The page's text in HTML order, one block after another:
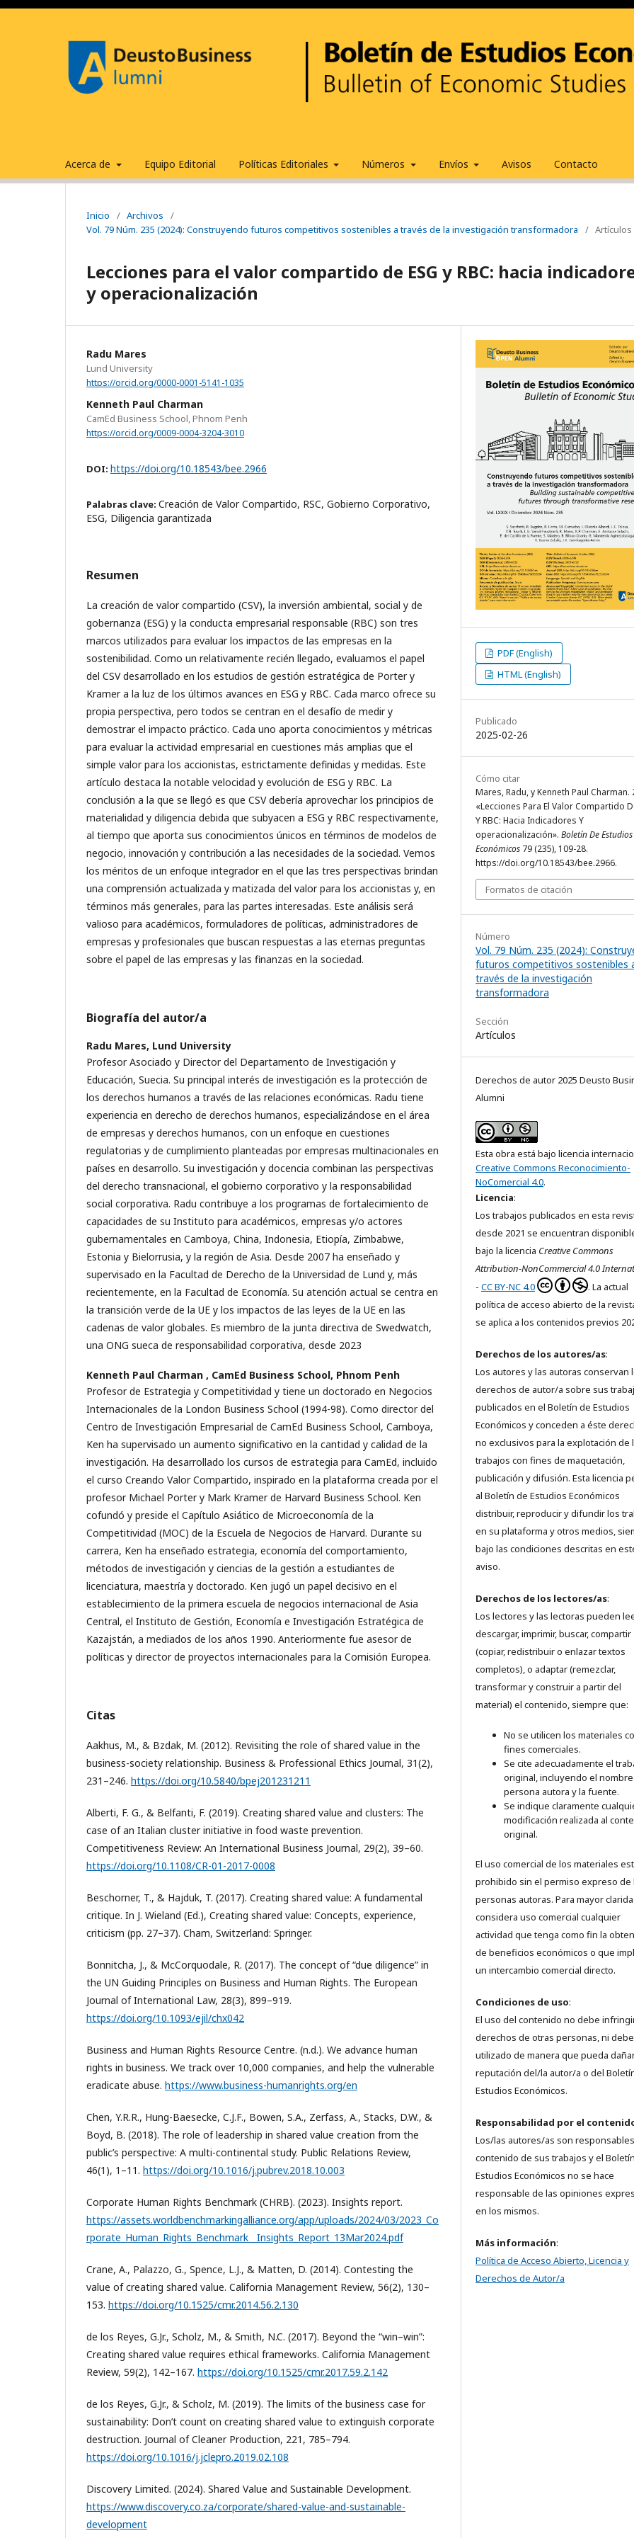
Acerca de Equipo Editorial Políticas Editoriales Números Envíos Avisos Contacto
Inicio / Archivos
/
Vol. 79 Núm. 235 (2024): Construyendo futuros competitivos sostenibles a través de la investigación transformadora
/ Artículos
Lecciones para el valor compartido de ESG y RBC: hacia
y operacionalización
Radu Mares
Lund University
https://orcid.org/0000-0001-5141-1035
Kenneth Paul Charman
CamEd Business School, Phnom Penh
https://orcid.org/0009-0004-3204-3010
DOI: https://doi.org/10.18543/bee.2966
Palabras clave: Creación de Valor Compartido, RSC, Gobierno Corporativo,
ESG, Diligencia garantizada
Resumen
La creación de valor compartido (CSV), la inversión ambiental, social y de
gobernanza (ESG) y la conducta empresarial responsable (RBC) son tres
marcos utilizados para evaluar los impactos de las empresas en la
sostenibilidad. Como un relativamente recién llegado, evaluamos el papel
del CSV desarrollado en los estudios de gestión estratégica de Porter y
Kramer a la luz de los últimos avances en ESG y RBC. Cada marco ofrece su
propia perspectiva, pero todos se centran en el desafío de medir y
demostrar el impacto práctico. Cada uno aporta conocimientos y métricas
para evaluar la actividad empresarial en cuestiones más amplias que el
simple valor para los accionistas, estrictamente definidas y medidas. Este
artículo destaca la notable velocidad y evolución de ESG y RBC. La
conclusión a la que se llegó es que CSV debería aprovechar los principios de
materialidad y diligencia debida que subyacen a ESG y RBC respectivamente,
al tiempo que aporta sus conocimientos únicos en términos de modelos de
negocio, innovación y contribución a las necesidades de la sociedad. Vemos
los méritos de un enfoque integrador en el que las tres perspectivas brindan
una comprensión actualizada y matizada del valor para los accionistas y, en
términos más generales, para las partes interesadas. Este análisis será
valioso para académicos, formuladores de políticas, administradores de
empresas y profesionales que buscan respuestas a las eternas preguntas
sobre el papel de las empresas y las finanzas en la sociedad.
Biografía del autor/a
Radu Mares, Lund University
Profesor Asociado y Director del Departamento de Investigación y
Educación, Suecia. Su principal interés de investigación es la protección de
los derechos humanos a través de las relaciones económicas. Radu tiene
experiencia en derecho de derechos humanos, especializándose en el área
de empresas y derechos humanos, con un enfoque en cuestiones
regulatorias y de cumplimiento planteadas por empresas multinacionales en
países en desarrollo. Su investigación y docencia combinan las perspectivas
del derecho transnacional, el gobierno corporativo y la responsabilidad
social corporativa. Radu contribuye a los programas de fortalecimiento de
capacidades de su Instituto para académicos, empresas y/o actores
gubernamentales en Camboya, China, Indonesia, Etiopía, Zimbabwe,
Estonia y Bielorrusia, y la región de Asia. Desde 2007 ha enseñado y
supervisado en la Facultad de Derecho de la Universidad de Lund y, más
recientemente, en la Facultad de Economía. Su atención actual se centra en
la transición verde de la UE y los impactos de las leyes de la UE en las
cadenas de valor globales. Es miembro de la junta directiva de Swedwatch,
una ONG sueca de responsabilidad corporativa, desde 2023
Kenneth Paul Charman , CamEd Business School, Phnom Penh
Profesor de Estrategia y Competitividad y tiene un doctorado en Negocios
Internacionales de la London Business School (1994-98). Como director del
Centro de Investigación Empresarial de CamEd Business School, Camboya,
Ken ha supervisado un aumento significativo en la cantidad y calidad de la
investigación. Ha desarrollado los cursos de estrategia para CamEd, incluido
el curso Creando Valor Compartido, inspirado en la plataforma creada por el
profesor Michael Porter y Mark Kramer de Harvard Business School. Ken
cofundó y preside el Capítulo Asiático de Microeconomía de la
Competitividad (MOC) de la Escuela de Negocios de Harvard. Durante su
carrera, Ken ha enseñado estrategia, economía del comportamiento,
métodos de investigación y ciencias de la gestión a estudiantes de
licenciatura, maestría y doctorado. Ken jugó un papel decisivo en el
establecimiento de la primera escuela de negocios internacional de Asia
Central, el Instituto de Gestión, Economía e Investigación Estratégica de
Kazajstán, a mediados de los años 1990. Anteriormente fue asesor de
políticas y director de proyectos internacionales para la Comisión Europea.
Citas
Aakhus, M., & Bzdak, M. (2012). Revisiting the role of shared value in the
business-society relationship. Business & Professional Ethics Journal, 31(2),
231–246. https://doi.org/10.5840/bpej201231211
Alberti, F. G., & Belfanti, F. (2019). Creating shared value and clusters: The
case of an Italian cluster initiative in food waste prevention.
Competitiveness Review: An International Business Journal, 29(2), 39–60.
https://doi.org/10.1108/CR-01-2017-0008
Beschorner, T., & Hajduk, T. (2017). Creating shared value: A fundamental
critique. In J. Wieland (Ed.), Creating shared value: Concepts, experience,
criticism (pp. 27–37). Cham, Switzerland: Springer.
Bonnitcha, J., & McCorquodale, R. (2017). The concept of “due diligence” in
the UN Guiding Principles on Business and Human Rights. The European
Journal of International Law, 28(3), 899–919.
https://doi.org/10.1093/ejil/chx042
Business and Human Rights Resource Centre. (n.d.). We advance human
rights in business. We track over 10,000 companies, and help the vulnerable
eradicate abuse. https://www.business-humanrights.org/en
Chen, Y.R.R., Hung-Baesecke, C.J.F., Bowen, S.A., Zerfass, A., Stacks, D.W., &
Boyd, B. (2018). The role of leadership in shared value creation from the
public’s perspective: A multi-continental study. Public Relations Review,
46(1), 1–11. https://doi.org/10.1016/j.pubrev.2018.10.003
Corporate Human Rights Benchmark (CHRB). (2023). Insights report.
https://assets.worldbenchmarkingalliance.org/app/uploads/2024/03/2023_Co
rporate_Human_Rights_Benchmark__Insights_Report_13Mar2024.pdf
Crane, A., Palazzo, G., Spence, L.J., & Matten, D. (2014). Contesting the
value of creating shared value. California Management Review, 56(2), 130–
153. https://doi.org/10.1525/cmr.2014.56.2.130
de los Reyes, G.Jr., Scholz, M., & Smith, N.C. (2017). Beyond the “win–win”:
Creating shared value requires ethical frameworks. California Management
Review, 59(2), 142–167. https://doi.org/10.1525/cmr.2017.59.2.142
de los Reyes, G.Jr., & Scholz, M. (2019). The limits of the business case for
sustainability: Don’t count on creating shared value to extinguish corporate
destruction. Journal of Cleaner Production, 221, 785–794.
https://doi.org/10.1016/j.jclepro.2019.02.108
Discovery Limited. (2024). Shared Value and Sustainable Development.
https://www.discovery.co.za/corporate/shared-value-and-sustainable-
development
PDF (English)
HTML (English)
Publicado
2025-02-26
Cómo citar
Mares, Radu, y Kenneth Paul Charman.
«Lecciones Para El Valor Compartido
Y RBC: Hacia Indicadores Y
operacionalización». Boletín De Estudios
Económicos 79 (235), 109-28.
https://doi.org/10.18543/bee.2966.
Formatos de citación
Número
Vol. 79 Núm. 235 (2024):
futuros competitivos sostenibles
través de la investigación
transformadora
Sección
Artículos
Derechos de autor 2025 Deusto
Alumni
Esta obra está bajo licencia
Creative Commons Reconocimiento-
NoComercial 4.0.
Licencia:
Los trabajos publicados en esta
desde 2021 se encuentran
bajo la licencia Creative Commons
Attribution-NonCommercial 4.0
- CC BY-NC 4.0
. La actual
política de acceso abierto de la
se aplica a los contenidos previos
Derechos de los autores/as:
Los autores y las autoras conservan
derechos de autor/a sobre sus
publicados en el Boletín de Estudios
Económicos y conceden a éste
no exclusivos para la explotación de
trabajos con fines de maquetación,
publicación y difusión. Esta licencia
al Boletín de Estudios Económicos
distribuir, reproducir y difundir los
en su plataforma y otros medios,
bajo las condiciones descritas en
aviso.
Derechos de los lectores/as:
Los lectores y las lectoras pueden
descargar, imprimir, buscar, compartir
(copiar, redistribuir o enlazar textos
completos), o adaptar (remezclar,
transformar y construir a partir del
material) el contenido, siempre que:
No se utilicen los materiales
fines comerciales.
Se cite adecuadamente el
original, incluyendo el
persona autora y la fuente.
Se indique claramente
modificación realizada al
original.
El uso comercial de los materiales
prohibido sin el permiso expreso de
personas autoras. Para mayor
considera uso comercial cualquier
actividad que tenga como fin la
de beneficios económicos o que
un intercambio comercial directo.
Condiciones de uso:
El uso del contenido no debe
derechos de otras personas, ni
utilizado de manera que pueda
reputación del/la autor/a o del
Estudios Económicos.
Responsabilidad por el
Los/las autores/as son
contenido de sus trabajos y el
Estudios Económicos no se hace
responsable de las opiniones
en los mismos.
Más información:
Política de Acceso Abierto, Licencia y
Derechos de Autor/a